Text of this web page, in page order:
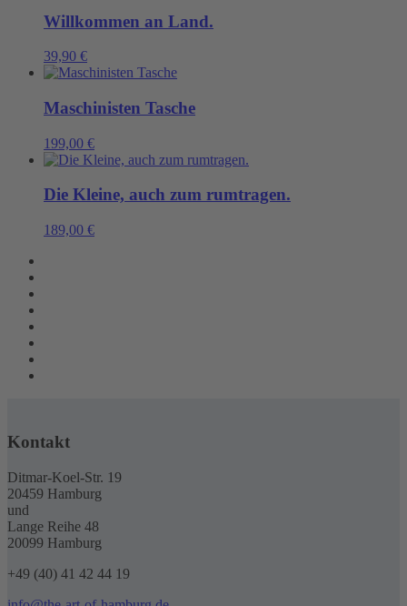
Willkommen an Land.
39,90 €
Maschinisten Tasche
199,00 €
Die Kleine, auch zum rumtragen.
189,00 €
Kontakt
Ditmar-Koel-Str. 19
20459 Hamburg
und
Lange Reihe 48
20099 Hamburg
+49 (40) 41 42 44 19